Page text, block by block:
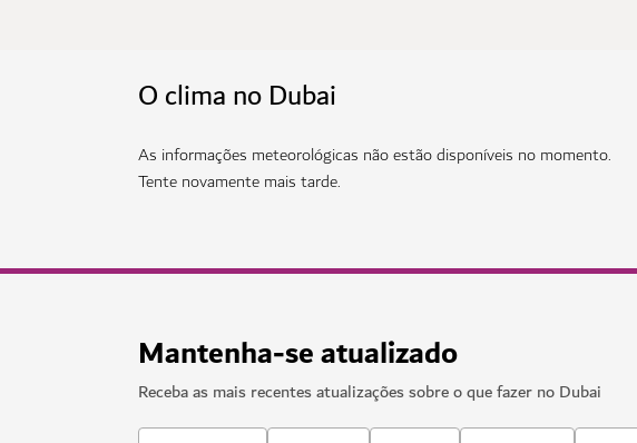
O clima no Dubai
As informações meteorológicas não estão disponíveis no momento.
Tente novamente mais tarde.
Mantenha-se atualizado
Receba as mais recentes atualizações sobre o que fazer no Dubai